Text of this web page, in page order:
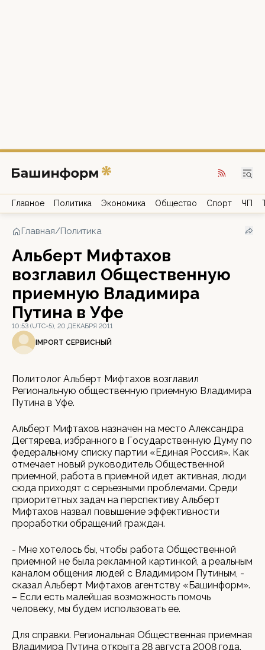
Главное Политика Экономика Общество Спорт ЧП
Главная/Политика
Альберт Мифтахов
возглавил Общественную
приемную Владимира
Путина в Уфе
10:53 (UTC+5), 20 ДЕКАБРЯ 2011
IMPORT СЕРВИСНЫЙ
Политолог Альберт Мифтахов возглавил
Региональную общественную приемную Владимира
Путина в Уфе.
Альберт Мифтахов назначен на место Александра
Дегтярева, избранного в Государственную Думу по
федеральному списку партии «Единая Россия». Как
отмечает новый руководитель Общественной
приемной, работа в приемной идет активная, люди
сюда приходят с серьезными проблемами. Среди
приоритетных задач на перспективу Альберт
Мифтахов назвал повышение эффективности
проработки обращений граждан.
- Мне хотелось бы, чтобы работа Общественной
приемной не была рекламной картинкой, а реальным
каналом общения людей с Владимиром Путиным, -
сказал Альберт Мифтахов агентству «Башинформ».
– Если есть малейшая возможность помочь
человеку, мы будем использовать ее.
Для справки. Региональная Общественная приемная
Владимира Путина открыта 28 августа 2008 года.